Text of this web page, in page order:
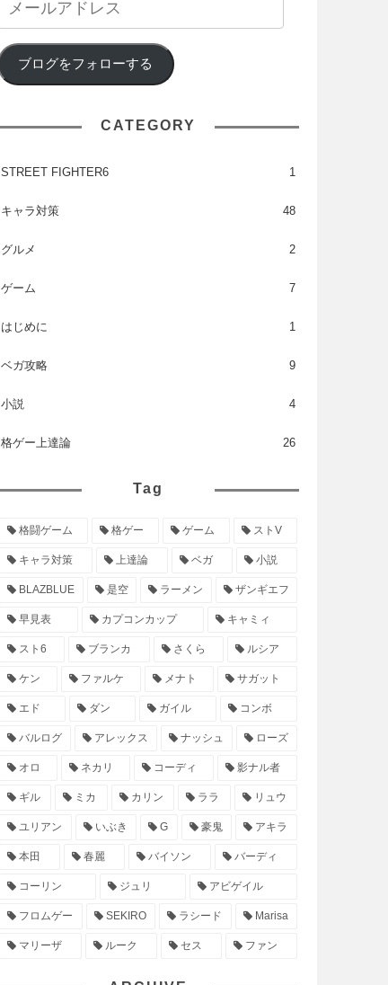
ブログをフォローする
CATEGORY
STREET FIGHTER6 1
キャラ対策 48
グルメ 2
ゲーム 7
はじめに 1
ベガ攻略 9
小説 4
格ゲー上達論 26
Tag
格闘ゲーム 格ゲー ゲーム ストV
キャラ対策 上達論 ベガ 小説
BLAZBLUE 是空 ラーメン ザンギエフ
早見表 カプコンカップ キャミィ
スト6 ブランカ さくら ルシア
ケン ファルケ メナト サガット
エド ダン ガイル コンボ
バルログ アレックス ナッシュ ローズ
オロ ネカリ コーディ 影ナル者
ギル ミカ カリン ララ リュウ
ユリアン いぶき G 豪鬼 アキラ
本田 春麗 バイソン バーディ
コーリン ジュリ アビゲイル
フロムゲー SEKIRO ラシード Marisa
マリーザ ルーク セス ファン